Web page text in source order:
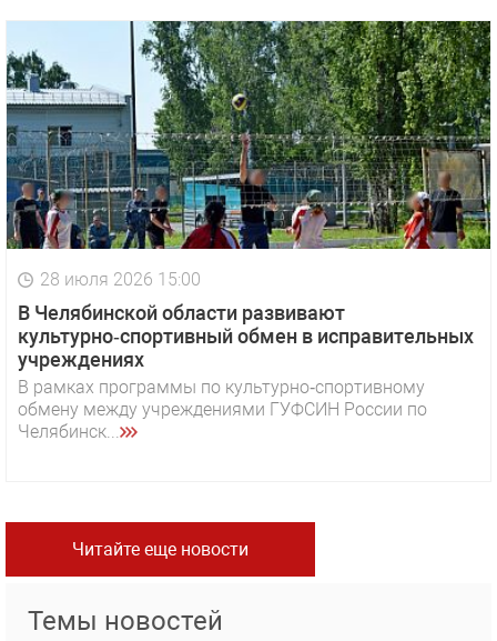
28 июля 2026 15:00
В Челябинской области развивают
культурно‑спортивный обмен в исправительных
учреждениях
В рамках программы по культурно‑спортивному
обмену между учреждениями ГУФСИН России по
Челябинск...
Читайте еще новости
Темы новостей